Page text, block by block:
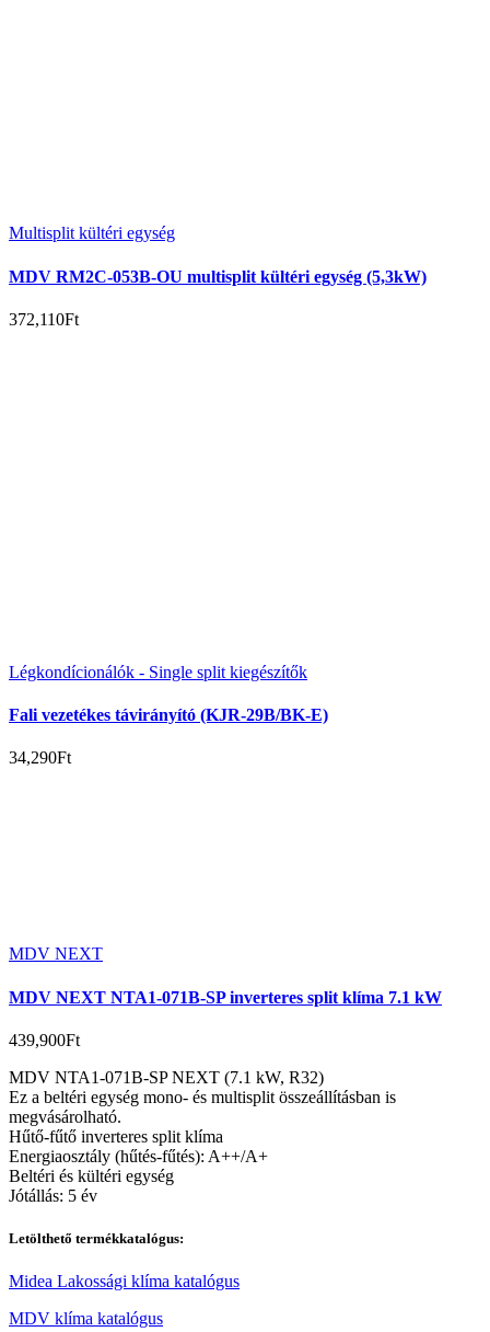
Multisplit kültéri egység
MDV RM2C-053B-OU multisplit kültéri egység (5,3kW)
372,110Ft
Légkondícionálók - Single split kiegészítők
Fali vezetékes távirányító (KJR-29B/BK-E)
34,290Ft
MDV NEXT
MDV NEXT NTA1-071B-SP inverteres split klíma 7.1 kW
439,900Ft
MDV NTA1-071B-SP NEXT (7.1 kW, R32)
Ez a beltéri egység mono- és multisplit összeállításban is
megvásárolható.
Hűtő-fűtő inverteres split klíma
Energiaosztály (hűtés-fűtés): A++/A+
Beltéri és kültéri egység
Jótállás: 5 év
Letölthető termékkatalógus:
Midea Lakossági klíma katalógus
MDV klíma katalógus